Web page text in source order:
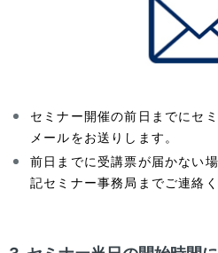
セミナー開催の前日までにセ
メールをお送りします。
前日までに受講票が届かない
記セミナー事務局までご連絡く